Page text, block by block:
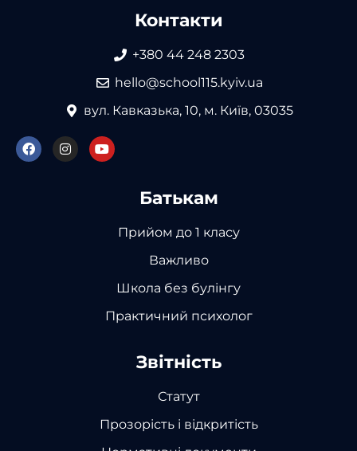
Контакти
+380 44 248 2303
hello@school115.kyiv.ua
вул. Кавказька, 10, м. Київ, 03035
Батькам
Прийом до 1 класу
Важливо
Школа без булінгу
Практичний психолог
Звітність
Статут
Прозорість і відкритість